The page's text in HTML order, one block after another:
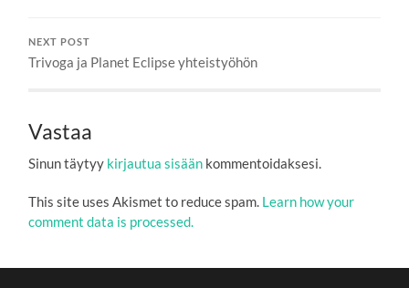
NEXT POST
Trivoga ja Planet Eclipse yhteistyöhön
Vastaa
Sinun täytyy kirjautua sisään kommentoidaksesi.
This site uses Akismet to reduce spam. Learn how your
comment data is processed.